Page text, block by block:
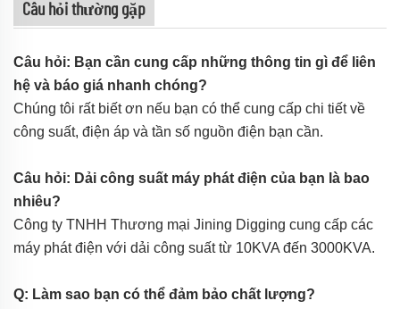
Câu hỏi thường gặp
Câu hỏi: Bạn cần cung cấp những thông tin gì để liên
hệ và báo giá nhanh chóng?
Chúng tôi rất biết ơn nếu bạn có thể cung cấp chi tiết về
công suất, điện áp và tần số nguồn điện bạn cần.
Câu hỏi: Dải công suất máy phát điện của bạn là bao
nhiêu?
Công ty TNHH Thương mại Jining Digging cung cấp các
máy phát điện với dải công suất từ 10KVA đến 3000KVA.
Q: Làm sao bạn có thể đảm bảo chất lượng?